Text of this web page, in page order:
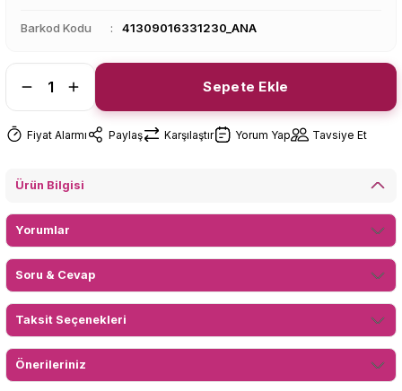
Barkod Kodu 41309016331230_ANA
Sepete Ekle
Fiyat Alarmı Paylaş Karşılaştır Yorum Yap Tavsiye Et
Ürün Bilgisi
Yorumlar
Soru & Cevap
Taksit Seçenekleri
Önerileriniz